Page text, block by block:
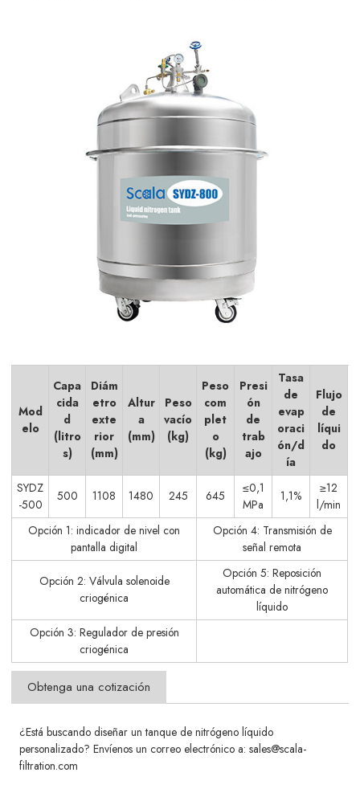
Mod
elo
Capa
cida
d
(litro
s)
Diám
etro
exte
rior
(mm)
Altur
a
(mm)
Peso
vacío
(kg)
Peso
com
plet
o
(kg)
Presi
ón
de
trab
ajo
Tasa
de
evap
oraci
ón/d
ía
Flujo
de
líqui
do
SYDZ
-500
500 1108 1480 245 645
≤0,1
MPa
1,1%
≥12
l/min
Opción 1: indicador de nivel con
pantalla digital
Opción 4: Transmisión de
señal remota
Opción 2: Válvula solenoide
criogénica
Opción 5: Reposición
automática de nitrógeno
líquido
Opción 3: Regulador de presión
criogénica
Obtenga una cotización
¿Está buscando diseñar un tanque de nitrógeno líquido
personalizado? Envíenos un correo electrónico a: sales@scala-
filtration.com